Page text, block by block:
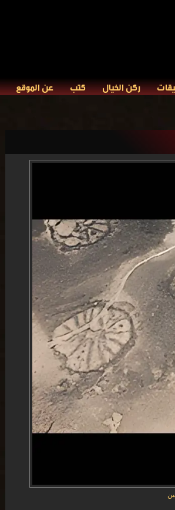
ركن الخيال كتب عن الموقع